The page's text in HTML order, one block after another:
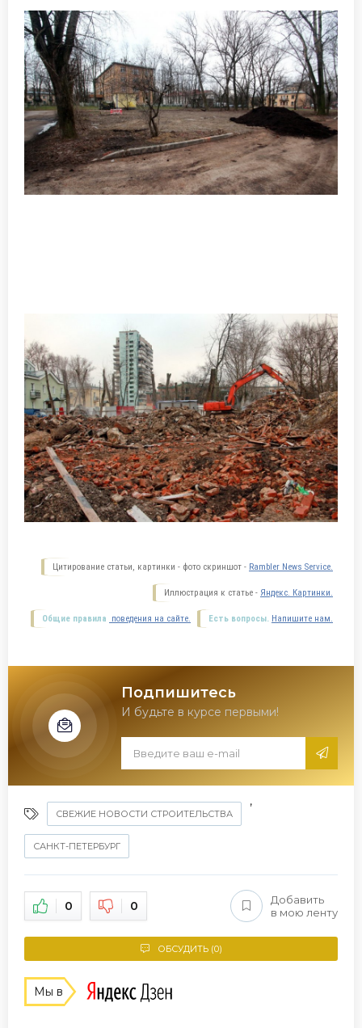
Цитирование статьи, картинки - фото скриншот - Rambler News Service.
Иллюстрация к статье - Яндекс. Картинки.
Есть вопросы. Напишите нам.
Общие правила поведения на сайте.
Подпишитесь
И будьте в курсе первыми!
СВЕЖИЕ НОВОСТИ СТРОИТЕЛЬСТВА
,
САНКТ-ПЕТЕРБУРГ
0 0
Добавить
в мою ленту
ОБСУДИТЬ (0)
Мы в